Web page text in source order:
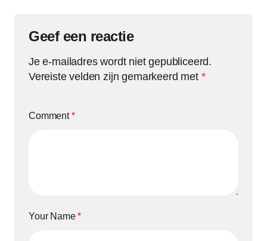
Geef een reactie
Je e-mailadres wordt niet gepubliceerd.
Vereiste velden zijn gemarkeerd met *
Comment*
Your Name*